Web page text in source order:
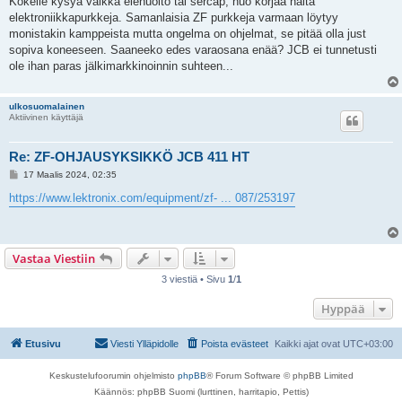
t
i
elektroniikkapurkkeja. Samanlaisia ZF purkkeja varmaan löytyy
monistakin kamppeista mutta ongelma on ohjelmat, se pitää olla just
sopiva koneeseen. Saaneeko edes varaosana enää? JCB ei tunnetusti
ole ihan paras jälkimarkkinoinnin suhteen...
ulkosuomalainen
Aktiivinen käyttäjä
Re: ZF-OHJAUSYKSIKKÖ JCB 411 HT
V
e
s
17 Maalis 2024, 02:35
https://www.lektronix.com/equipment/zf- ... 087/253197
Vastaa Viestiin
3 viestiä • Sivu 1/1
Hyppää
Etusivu Kaikki ajat ovat UTC+03:00
Poista evästeet
Viesti Ylläpidolle
Keskustelufoorumin ohjelmisto phpBB® Forum Software © phpBB Limited
Käännös: phpBB Suomi (lurttinen, harritapio, Pettis)